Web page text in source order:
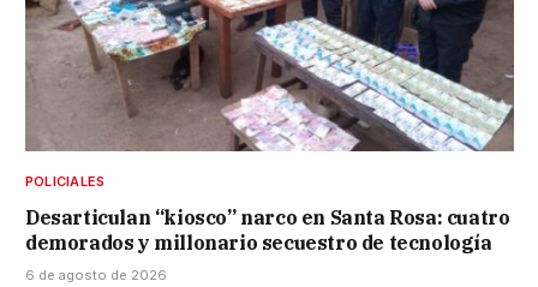
POLICIALES
Desarticulan “kiosco” narco en Santa Rosa: cuatro
demorados y millonario secuestro de tecnología
6 de agosto de 2026